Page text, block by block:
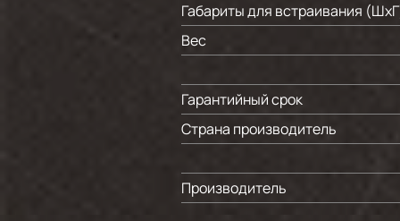
Габариты для встраивания
Вес
Гарантийный срок
Страна производитель
Производитель